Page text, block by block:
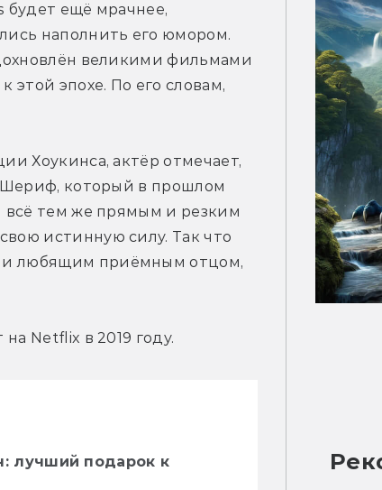
будет ещё мрачнее,
наполнить его юмором.
великими фильмами
этой эпохе. По его словам,
Хоукинса, актёр отмечает,
Шериф, который в прошлом
всё тем же прямым и резким
истинную силу. Так что
и любящим приёмным отцом,
Netflix в 2019 году.
лучший подарок к